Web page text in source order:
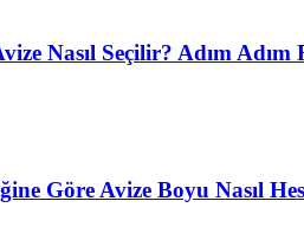
Nasıl Seçilir? Adım Adım
Göre Avize Boyu Nasıl